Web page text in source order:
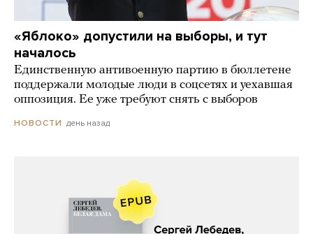
«Яблоко» допустили на выборы, и тут
началось
Единственную антивоенную партию в бюллетене
поддержали молодые люди в соцсетях и уехавшая
оппозиция. Ее уже требуют снять с выборов
НОВОСТИ день назад